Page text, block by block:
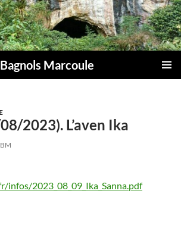
Marcoule
2023). L’aven Ika
infos/2023_08_09_Ika_Sanna.pdf